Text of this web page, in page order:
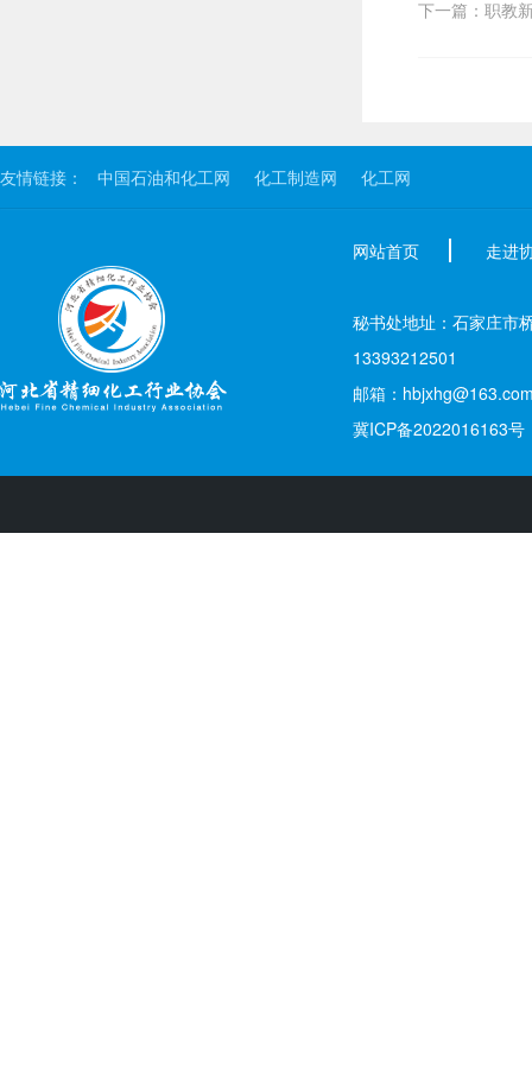
下一篇：职教
友情链接： 中国石油和化工网 化工制造网 化工网
网站首页 走进
秘书处地址：石家庄市
13393212501
邮箱：
冀ICP备2022016163号